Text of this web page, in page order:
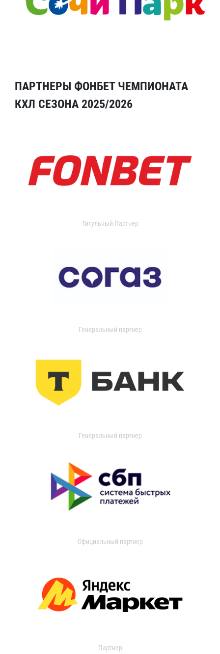
ПАРТНЕРЫ ФОНБЕТ ЧЕМПИОНАТА
КХЛ СЕЗОНА 2025/2026
Титульный Партнер
Генеральный партнер
Генеральный партнер
Официальный партнер
Партнер